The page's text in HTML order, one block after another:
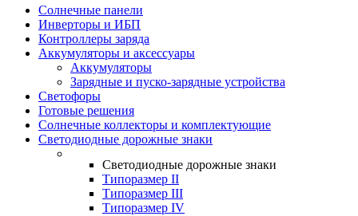
Солнечные панели
Инверторы и ИБП
Контроллеры заряда
Аккумуляторы и аксессуары
Аккумуляторы
Зарядные и пуско-зарядные устройства
Светофоры
Готовые решения
Солнечные коллекторы и комплектующие
Светодиодные дорожные знаки
Светодиодные дорожные знаки
Типоразмер II
Типоразмер III
Типоразмер IV